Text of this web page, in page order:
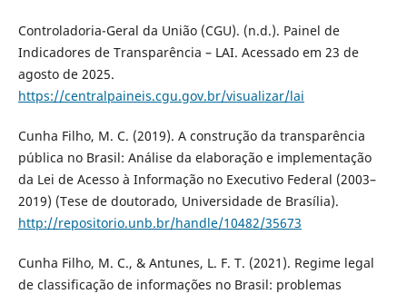
Controladoria-Geral da União (CGU). (n.d.). Painel de
Indicadores de Transparência – LAI. Acessado em 23 de
agosto de 2025.
https://centralpaineis.cgu.gov.br/visualizar/lai
Cunha Filho, M. C. (2019). A construção da transparência
pública no Brasil: Análise da elaboração e implementação
da Lei de Acesso à Informação no Executivo Federal (2003–
2019) (Tese de doutorado, Universidade de Brasília).
http://repositorio.unb.br/handle/10482/35673
Cunha Filho, M. C., & Antunes, L. F. T. (2021). Regime legal
de classificação de informações no Brasil: problemas